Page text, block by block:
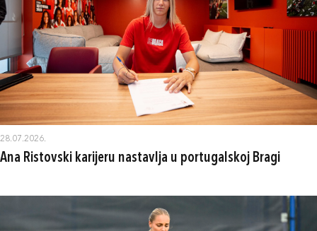
28.07.2026.
Ana Ristovski karijeru nastavlja u portugalskoj Bragi